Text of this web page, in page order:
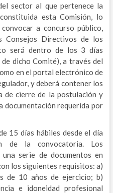
sector al que pertenece la
esta Comisión, lo
a concurso público,
Consejos Directivos de los
será dentro de los 3 días
dicho Comité), a través del
en el portal electrónico de
y deberá contener los
de cierre de la postulación y
documentación requerida por
15 días hábiles desde el día
de la convocatoria. Los
serie de documentos en
los siguientes requisitos: a)
de 10 años de ejercicio; b)
e idoneidad profesional